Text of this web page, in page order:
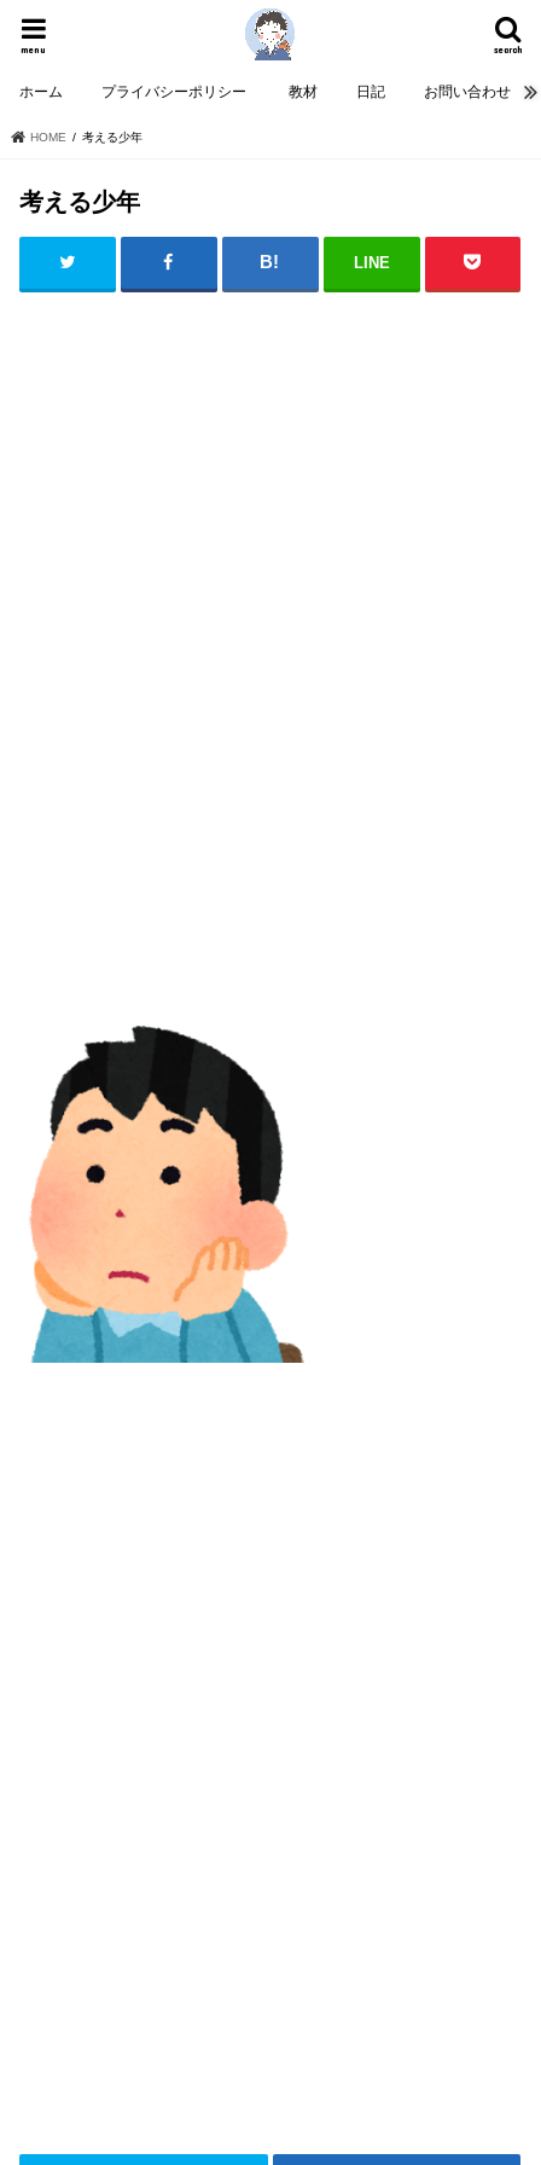
search
menu
ホーム プライバシーポリシー 教材 日記 お問い合わせ
HOME 考える少年
考える少年
LINE